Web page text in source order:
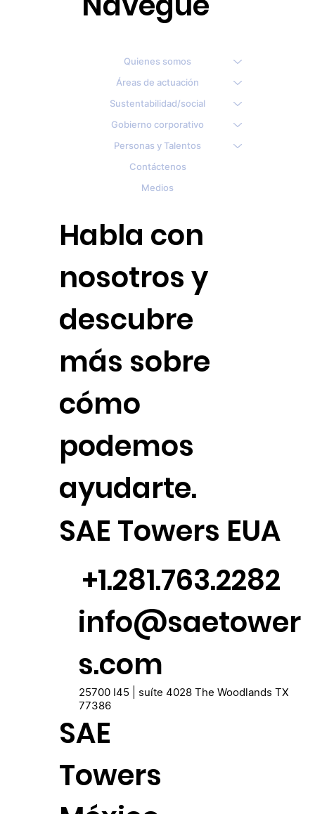
Quienes somos
Áreas de actuación
Sustentabilidad/social
Gobierno corporativo
Personas y Talentos
Contáctenos
Medios
SAE Towers EUA
+1.281.763.2282
info@saetower
s.com
25700 I45 | suíte 4028 The Woodlands TX
77386
SAE
Towers
Habla con
nosotros y
descubre
más sobre
cómo
podemos
ayudarte.